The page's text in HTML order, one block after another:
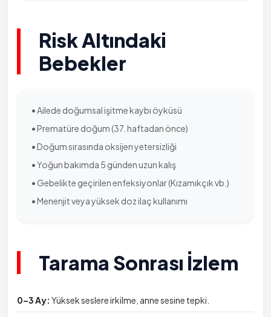
Risk Altındaki
Bebekler
• Ailede doğumsal işitme kaybı öyküsü
• Prematüre doğum (37. haftadan önce)
• Doğum sırasında oksijen yetersizliği
• Yoğun bakımda 5 günden uzun kalış
• Gebelikte geçirilen enfeksiyonlar (Kızamıkçık vb.)
• Menenjit veya yüksek doz ilaç kullanımı
Tarama Sonrası İzlem
0–3 Ay: Yüksek seslere irkilme, anne sesine tepki.